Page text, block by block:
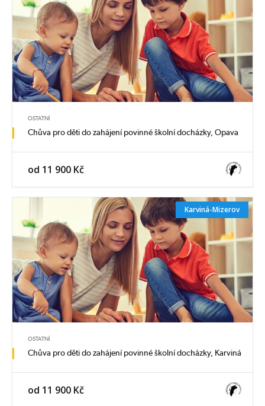
zásady pro vedení dětského kolektivu, požadavky na prostory
12. Praxe
Zobrazit termíny kurzů
OSTATNÍ
Chůva pro děti do zahájení povinné školní docházky, Opava
od 11 900 Kč
Karviná-Mizerov
OSTATNÍ
Chůva pro děti do zahájení povinné školní docházky, Karviná
od 11 900 Kč